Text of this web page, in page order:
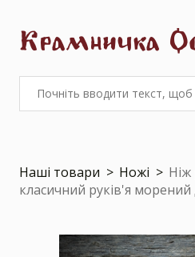
Крамничка
Наші товари Ножі
Ніж
класичний руків'я морений